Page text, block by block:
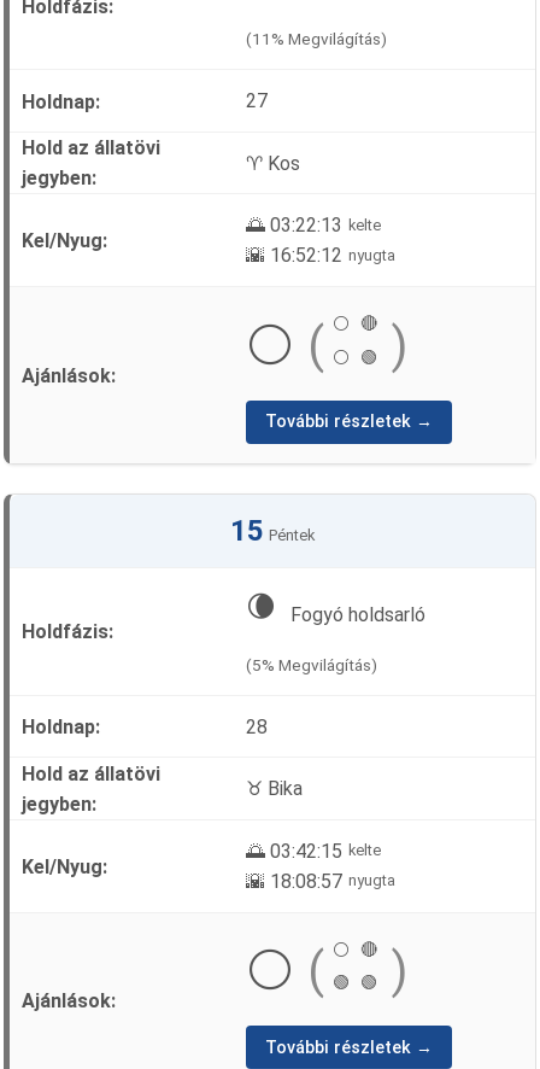
(11% Megvilágítás)
27
♈ Kos
🌅 03:22:13 kelte
🌇 16:52:12 nyugta
⚪ ( ⚪
🔴
⚪
🟢 )
További részletek →
15 Péntek
🌘 Fogyó holdsarló
(5% Megvilágítás)
28
♉ Bika
🌅 03:42:15 kelte
🌇 18:08:57 nyugta
⚪ ( ⚪
🔴
🟢
🟢 )
További részletek →